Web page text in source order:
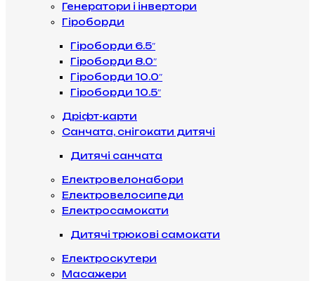
Генератори і інвертори
Гіроборди
Гіроборди 6.5″
Гіроборди 8.0″
Гіроборди 10.0″
Гіроборди 10.5″
Дріфт-карти
Санчата, снігокати дитячі
Дитячі санчата
Електровелонабори
Електровелосипеди
Електросамокати
Дитячі трюкові самокати
Електроскутери
Масажери